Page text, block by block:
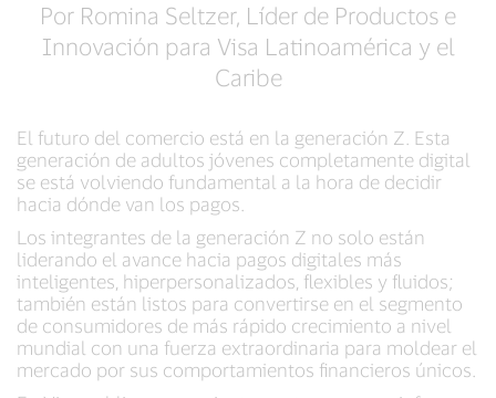
Por Romina Seltzer, Líder de Productos e
Innovación para Visa Latinoamérica y el
Caribe
El futuro del comercio está en la generación Z. Esta
generación de adultos jóvenes completamente digital
se está volviendo fundamental a la hora de decidir
hacia dónde van los pagos.
Los integrantes de la generación Z no solo están
liderando el avance hacia pagos digitales más
inteligentes, hiperpersonalizados, flexibles y fluidos;
también están listos para convertirse en el segmento
de consumidores de más rápido crecimiento a nivel
mundial con una fuerza extraordinaria para moldear el
mercado por sus comportamientos financieros únicos.